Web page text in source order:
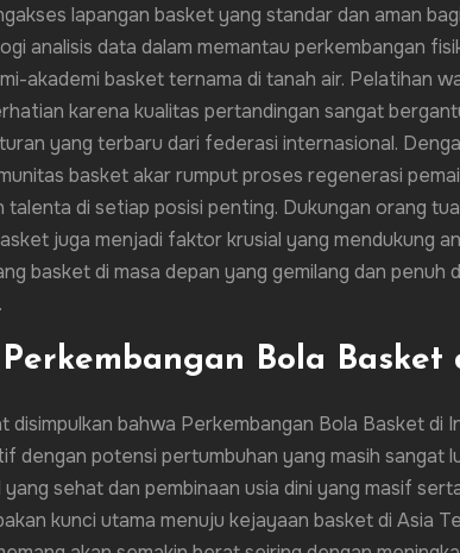
lapangan basket yang standar dan aman
analisis data dalam memantau perkembangan
akademi basket ternama di tanah air. Pelatihan
karena kualitas pertandingan sangat
yang terbaru dari federasi internasional.
basket akar rumput proses regenerasi
di setiap posisi penting. Dukungan orang
juga menjadi faktor krusial yang mendukung
basket di masa depan yang gemilang dan penuh
Bola Basket
disimpulkan bahwa Perkembangan Bola Basket di
dengan potensi pertumbuhan yang masih sangat
sehat dan pembinaan usia dini yang masif
kunci utama menuju kejayaan basket di Asia